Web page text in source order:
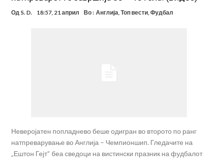
повлекуваат, а Зверев веднаш се „распадна“
Реал Мадрид донесе одлука: Eндрик заминува во Премиер
Од S. D. 18:57, 21 април Во : Англија Топ вести, Фудбал
Неверојатен попладнево беше одигран во второто по ранг
натпреварување во Англија – Чемпионшип. Гледачите на
„Ештон Гејт“ беа сведоци на вистински празник на фудбалот